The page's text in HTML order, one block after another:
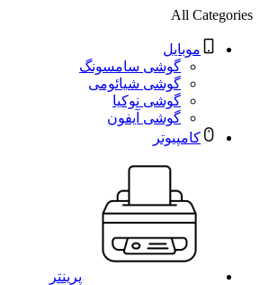
All Categories
موبایل
گوشی سامسونگ
گوشی شیائومی
گوشی نوکیا
گوشی آیفون
کامپیوتر
پرینتر